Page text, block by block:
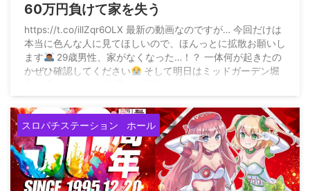
60万円負けて家を失う
https://t.co/illZqr6OLX 最新の動画なのですが… 今回だけは
本当に色んな人に見てほしいので、ほんっとに拡散お願いし
ます
29歳男性、家がなくなった…！？ 一体何が起きたの
かぜひ確認してください
そして明日はミッドガーデン堀
ション】 (@ruibee_sps) ...
スロパチステーション ホール